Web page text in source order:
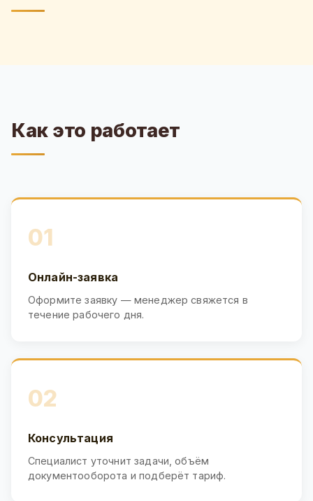
Как это работает
01
Онлайн-заявка
Оформите заявку — менеджер свяжется в
течение рабочего дня.
02
Консультация
Специалист уточнит задачи, объём
документооборота и подберёт тариф.